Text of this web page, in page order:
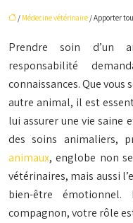
/ Médecine vétérinaire / Apporter
Prendre soin d’un
responsabilité
connaissances. Que vous
autre animal, il est
lui assurer une vie saine
des soins animaliers,
animaux, englobe non
vétérinaires, mais aussi
bien-être
compagnon, votre rôle